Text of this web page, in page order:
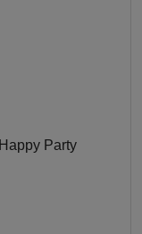
Party